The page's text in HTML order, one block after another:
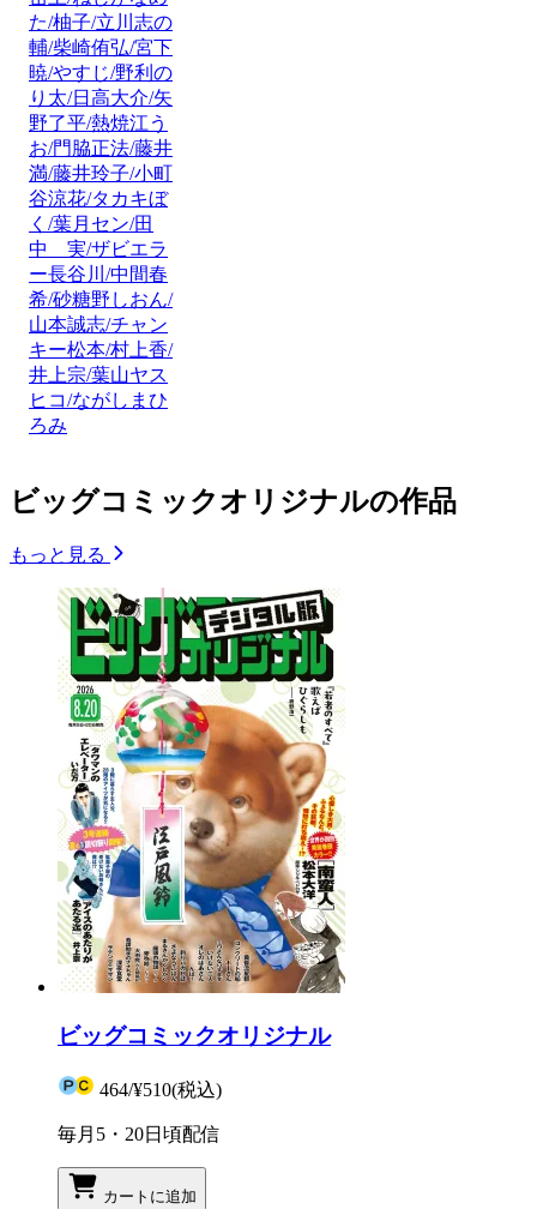
た/柚子/立川志の
輔/柴崎侑弘/宮下
暁/やすじ/野利の
り太/日高大介/矢
野了平/熱焼江う
お/門脇正法/藤井
満/藤井玲子/小町
谷涼花/タカキぼ
く/葉月セン/田
中 実/ザビエラ
ー長谷川/中間春
希/砂糖野しおん/
山本誠志/チャン
キー松本/村上香/
井上宗/葉山ヤス
ヒコ/ながしまひ
ろみ
ビッグコミックオリジナルの作品
もっと見る
ビッグコミックオリジナル
464/¥510(税込)
毎月5・20日頃配信
カートに追加